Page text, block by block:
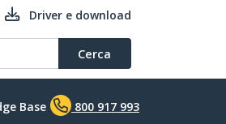
Driver e download
Cerca
Base 800 917 993